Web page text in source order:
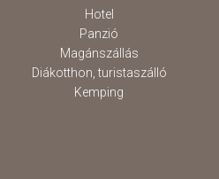
Hotel
Panzió
Magánszállás
Diákotthon, turistaszálló
Kemping